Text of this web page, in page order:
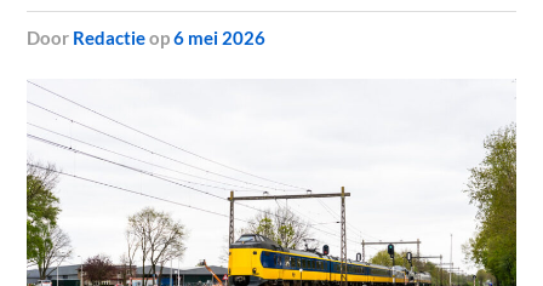
door Redactieop6 mei 2026